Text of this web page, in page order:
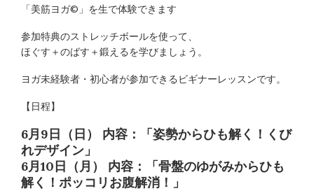
「美筋ヨガ©︎」を生で体験できます️
参加特典のストレッチボールを使って、
ほぐす＋のばす＋鍛えるを学びましょう。
ヨガ未経験者・初心者が参加できるビギナーレッスンです。
【日程】
6月9日（日）
内容：「姿勢からひも解く！くび
れデザイン」
6月10日 （月）
内容：「骨盤のゆがみからひも
解く！ポッコリお腹解消！」